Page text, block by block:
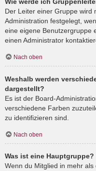
Der Leiter einer Gruppe wird
Administration festgelegt,
eine eigene Benutzergruppe
einen Administrator
Nach oben
Weshalb werden
dargestellt?
Es ist der Board-
verschiedene Farben
zu identifizieren sind.
Nach oben
Was ist eine Hauptgruppe?
Wenn du Mitglied in mehr